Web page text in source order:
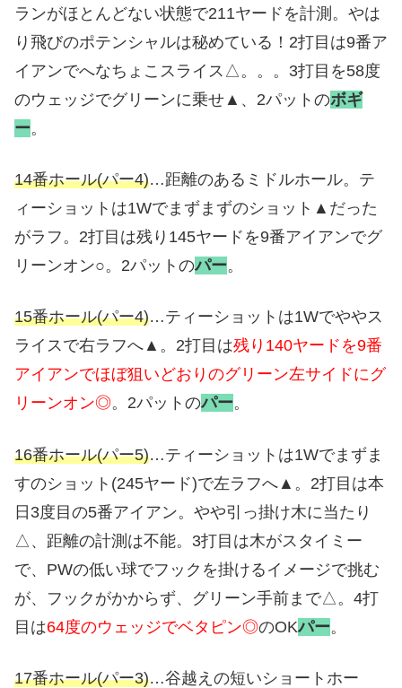
ランがほとんどない状態で211ヤードを計測。やは
り飛びのポテンシャルは秘めている！2打目は9番ア
イアンでへなちょこスライス△。。。3打目を58度
のウェッジでグリーンに乗せ▲、2パットのボギ
ー。
14番ホール(パー4)…距離のあるミドルホール。テ
ィーショットは1Wでまずまずのショット▲だった
がラフ。2打目は残り145ヤードを9番アイアンでグ
リーンオン○。2パットのパー。
15番ホール(パー4)…ティーショットは1Wでややス
ライスで右ラフへ▲。2打目は残り140ヤードを9番
アイアンでほぼ狙いどおりのグリーン左サイドにグ
リーンオン◎。2パットのパー。
16番ホール(パー5)…ティーショットは1Wでまずま
すのショット(245ヤード)で左ラフへ▲。2打目は本
日3度目の5番アイアン。やや引っ掛け木に当たり
△、距離の計測は不能。3打目は木がスタイミー
で、PWの低い球でフックを掛けるイメージで挑む
が、フックがかからず、グリーン手前まで△。4打
目は64度のウェッジでベタピン◎のOKパー。
17番ホール(パー3)…谷越えの短いショートホー